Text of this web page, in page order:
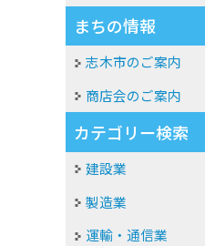
まちの情報
志木市のご案内
商店会のご案内
カテゴリー検索
建設業
製造業
運輸・通信業